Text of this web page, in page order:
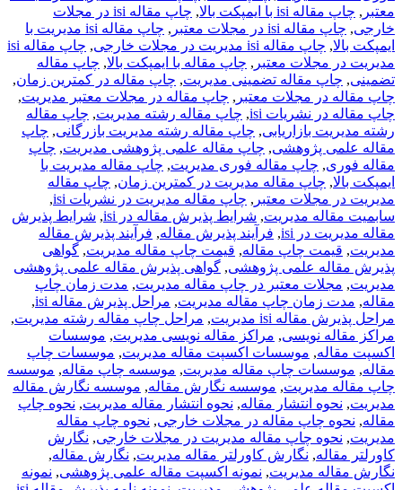
معتبر , چاپ مقاله isi با ایمپکت بالا ,
چاپ مقاله isi در مجلات
خارجی, چاپ مقاله isi در مجلات معتبر ,
چاپ مقاله isi مدیریت با
ایمپکت بالا, چاپ مقاله isi مدیریت در مجلات خارجی ,
چاپ مقاله isi
مدیریت در مجلات معتبر , چاپ مقاله با ایمپکت بالا, چاپ مقاله
تضمینی, چاپ مقاله تضمینی مدیریت, چاپ مقاله در کمترین زمان,
چاپ مقاله در مجلات معتبر , چاپ مقاله در مجلات معتبر مدیریت,
چاپ مقاله در نشریات isi
, چاپ مقاله رشته مدیریت, چاپ مقاله
رشته مدیریت بازاریابی, چاپ مقاله رشته مدیریت بازرگانی, چاپ
مقاله علمی پژوهشی, چاپ مقاله علمی پژوهشی مدیریت, چاپ
مقاله فوری, چاپ مقاله فوری مدیریت, چاپ مقاله مدیریت با
ایمپکت بالا, چاپ مقاله مدیریت در کمترین زمان, چاپ مقاله
مدیریت در مجلات معتبر , چاپ مقاله مدیریت در نشریات isi
,
سابمیت مقاله مدیریت, شرایط پذیرش مقاله در isi , شرایط پذیرش
مقاله مدیریت در isi
, فرآیند پذیرش مقاله, فرآیند پذیرش مقاله
مدیریت, قیمت چاپ مقاله, قیمت چاپ مقاله مدیریت, گواهی
پذیرش مقاله علمی پژوهشی, گواهی پذیرش مقاله علمی پژوهشی
مدیریت, مجلات معتبر در چاپ مقاله مدیریت, مدت زمان چاپ
مقاله, مدت زمان چاپ مقاله مدیریت, مراحل پذیرش مقاله isi
,
مراحل پذیرش مقاله isi مدیریت
, مراحل چاپ مقاله رشته مدیریت,
مراکز مقاله نویسی, مراکز مقاله نویسی مدیریت, موسسات
اکسپت مقاله, موسسات اکسپت مقاله مدیریت, موسسات چاپ
مقاله, موسسات چاپ مقاله مدیریت, موسسه چاپ مقاله, موسسه
چاپ مقاله مدیریت, موسسه نگارش مقاله, موسسه نگارش مقاله
مدیریت, نحوه انتشار مقاله, نحوه انتشار مقاله مدیریت, نحوه چاپ
مقاله, نحوه چاپ مقاله در مجلات خارجی, نحوه چاپ مقاله
مدیریت, نحوه چاپ مقاله مدیریت در مجلات خارجی, نگارش
کاورلتر مقاله, نگارش کاورلتر مقاله مدیریت, نگارش مقاله,
نگارش مقاله مدیریت, نمونه اکسپت مقاله علمی پژوهشی, نمونه